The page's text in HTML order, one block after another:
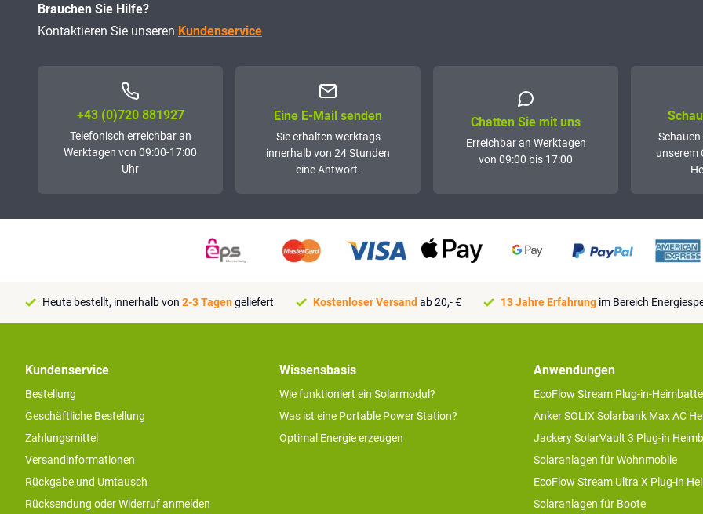
Brauchen Sie Hilfe?
Kontaktieren Sie unseren Kundenservice
+43 (0)72­0 881927
Telefonisch erreichbar an
Werktagen von 09:00-17:00
Uhr
Eine E-Mail senden
Sie erhalten werktags
innerhalb von 24 Stunden
eine Antwort.
Chatten Sie mit uns
Erreichbar an Werktagen
von 09:00 bis 17:00
Schauen
unserem
Heute bestellt, innerhalb von 2-3 Tagengeliefert Kostenloser Versand ab 20,- € 13 Jahre Erfahrung im Bereich
Kundenservice
Bestellung
Geschäftliche Bestellung
Zahlungsmittel
Versandinformationen
Rückgabe und Umtausch
Rücksendung oder Widerruf anmelden
Wissensbasis
Wie funktioniert ein Solarmodul?
Was ist eine Portable Power Station?
Optimal Energie erzeugen
Anwendungen
EcoFlow Stream Plug-in-
Anker SOLIX Solarbank Max AC
Jackery SolarVault 3 Plug-in
Solaranlagen für Wohnmobile
EcoFlow Stream Ultra X Plug-in
Solaranlagen für Boote